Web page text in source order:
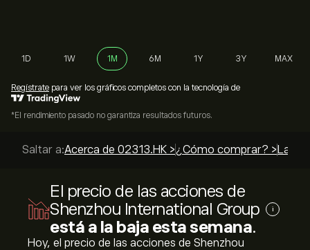
1D 1W 1M 6M 1Y 3Y MAX
Regístrate para ver los gráficos completos con la tecnología de
*El rendimiento pasado no garantiza resultados futuros.
Saltar a:Acerca de 02313.HK >¿Cómo comprar? > Las
El precio de las acciones de
Shenzhou International Group
está a la baja esta semana.
i
Hoy, el precio de las acciones de Shenzhou